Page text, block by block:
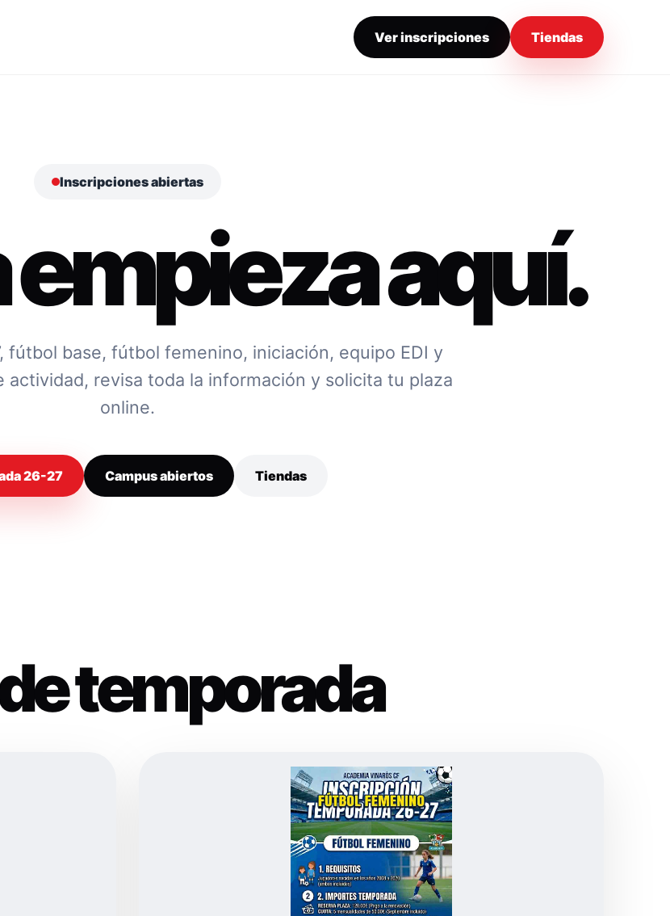
Ver inscripciones Tiendas
Inscripciones abiertas
empieza aquí.
fútbol base, fútbol femenino, iniciación, equipo EDI y
actividad, revisa toda la información y solicita tu plaza
online.
26-27 Campus abiertos Tiendas
temporada